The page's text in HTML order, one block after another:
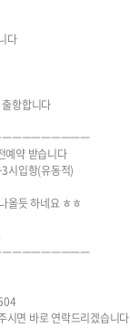
다
항합니다
ㅡㅡㅡㅡㅡㅡㅡㅡ
예약 받습니다
시입항(유동적)
올듯 하네요 ㅎㅎ
ㅡㅡㅡㅡㅡㅡㅡㅡ
시면 바로 연락드리겠습니다